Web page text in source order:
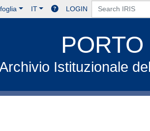
IT LOGIN
Istituzionale